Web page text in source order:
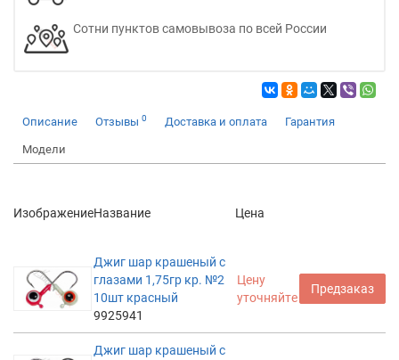
Сотни пунктов самовывоза по всей России
Описание Отзывы 0 Доставка и оплата Гарантия
Модели
ИзображениеНазвание Цена
Джиг шар крашеный с
глазами 1,75гр кр. №2
10шт красный
9925941
Цену
уточняйте
Предзаказ
Джиг шар крашеный с